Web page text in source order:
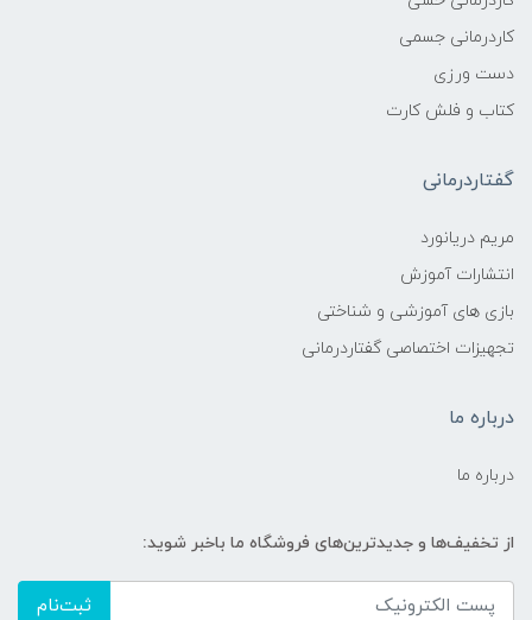
کاردرمانی جسمی
دست ورزی
کتاب و فلش کارت
گفتاردرمانی
مریم دریانورد
انتشارات آموزش
بازی های آموزشی و شناختی
تجهیزات اختصاصی گفتاردرمانی
درباره ما
درباره ما
از تخفیف‌ها و جدیدترین‌های فروشگاه ما باخبر شوید:
ثبت‌نام